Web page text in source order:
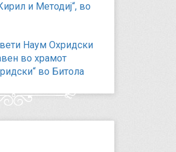
и Методиј“, во
Наум Охридски
во храмот
во Битола